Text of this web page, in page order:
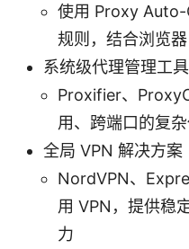
使用 Proxy Auto-
规则，结合浏览
系统级代理管理工具
Proxifier、
用、跨端口的复
全局 VPN 解决方案
NordVPN、
用 VPN，提供稳
力